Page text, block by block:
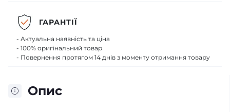
Опис
ГАРАНТІЇ
- Актуальна наявність та ціна
- 100% оригінальний товар
- Повернення протягом 14 днів з моменту отримання товару